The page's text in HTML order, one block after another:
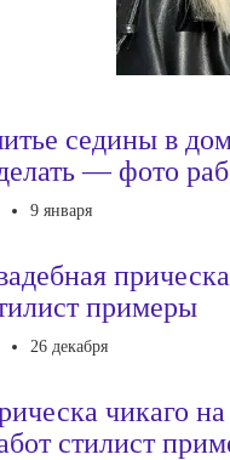
седины в
— фото
9 января
примеры
26 декабря
чикаго
стилист